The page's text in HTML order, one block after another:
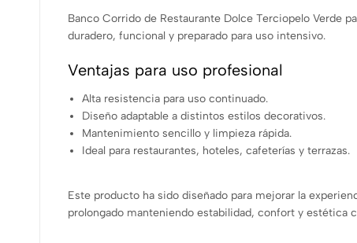
Banco Corrido de Restaurante Dolce Terciopelo Verde
duradero, funcional y preparado para uso intensivo.
Ventajas para uso profesional
Alta resistencia para uso continuado.
Diseño adaptable a distintos estilos decorativos.
Mantenimiento sencillo y limpieza rápida.
Ideal para restaurantes, hoteles, cafeterías y terrazas.
Este producto ha sido diseñado para mejorar la
prolongado manteniendo estabilidad, confort y estética